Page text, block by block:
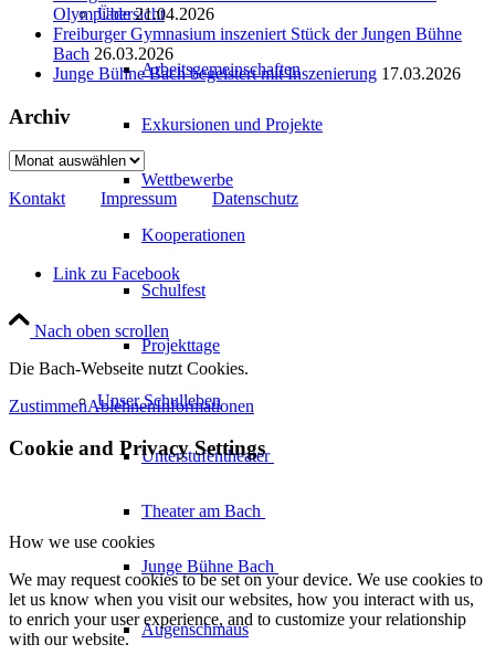
Übersicht
Arbeitsgemeinschaften
Exkursionen und Projekte
Wettbewerbe
Kooperationen
Schulfest
Projekttage
Unser Schulleben
Unterstufentheater
Theater am Bach
Junge Bühne Bach
Augenschmaus
Olympiade 21.04.2026
Freiburger Gymnasium inszeniert Stück der Jungen Bühne
Bach 26.03.2026
Junge Bühne Bach begeistert mit Inszenierung 17.03.2026
Archiv
Archiv
Kontakt Impressum Datenschutz
Link zu Facebook
Nach oben scrollen
Die Bach-Webseite nutzt Cookies.
ZustimmenAblehnenInformationen
Cookie and Privacy Settings
How we use cookies
We may request cookies to be set on your device. We use cookies to
let us know when you visit our websites, how you interact with us,
to enrich your user experience, and to customize your relationship
with our website.